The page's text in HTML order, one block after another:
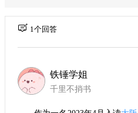
1个回答
铁锤学姐
千里不捎书